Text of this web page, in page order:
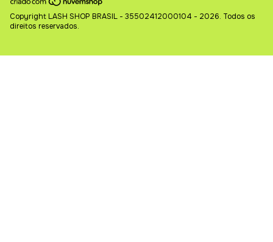
Copyright LASH SHOP BRASIL - 35502412000104 - 2026. Todos os
direitos reservados.